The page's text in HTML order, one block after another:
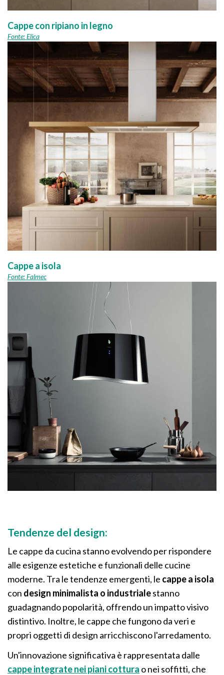
Cappe con ripiano in legno
Fonte: Elica
Cappe a isola
Fonte: Falmec
Tendenze del design:
Le cappe da cucina stanno evolvendo per rispondere
alle esigenze estetiche e funzionali delle cucine
moderne. Tra le tendenze emergenti, le cappe a isola
con design minimalista o industrialestanno
guadagnando popolarità, offrendo un impatto visivo
distintivo. Inoltre, le cappe che fungono da veri e
propri oggetti di design arricchiscono l'arredamento.
Un'innovazione significativa è rappresentata dalle
cappe integrate nei piani cottura o nei soffitti, che